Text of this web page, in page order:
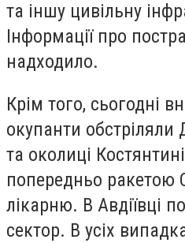
та іншу цивільну
Інформації про
надходило.
Крім того, сьогодні
окупанти обстріляли
та околиці
попередньо
лікарню. В Авдіївці
сектор. В усіх